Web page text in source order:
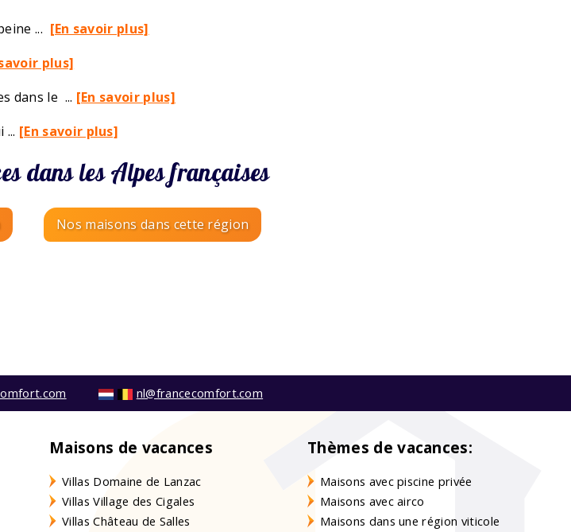
... [En savoir plus]
plus]
dans le ... [En savoir plus]
... [En savoir plus]
dans les Alpes françaises
Nos maisons dans cette région
nl@francecomfort.com
Maisons de vacances
Villas Domaine de Lanzac
Villas Village des Cigales
Villas Château de Salles
Thèmes de vacances:
Maisons avec piscine privée
Maisons avec airco
Maisons dans une région viticole